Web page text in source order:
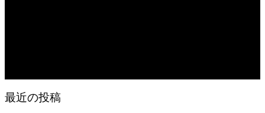
最近の投稿